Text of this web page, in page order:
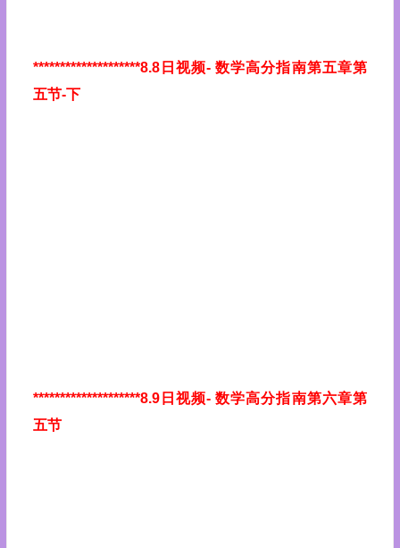
********************8.8日视频- 数学高分指南第五章第
五节-下
********************8.9日视频- 数学高分指南第六章第
五节